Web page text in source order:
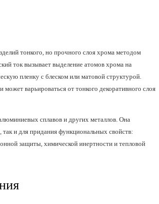
тонкого, но прочного слоя хрома методом
ток вызывает выделение атомов хрома на
пленку с блеском или матовой структурой.
варьироваться от тонкого декоративного слоя
сплавов и других металлов. Она
и для придания функциональных свойств:
защиты, химической инертности и тепловой